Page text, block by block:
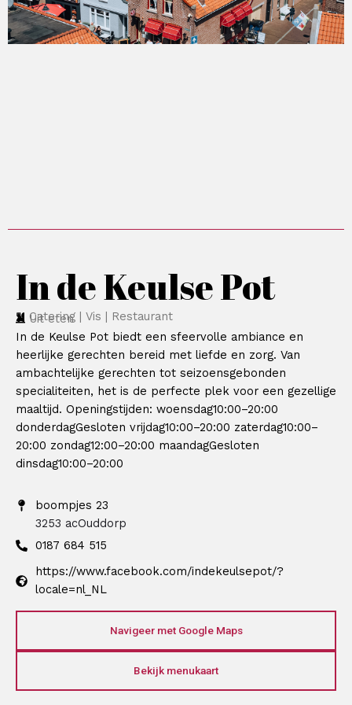
In de Keulse Pot
Catering | Vis | Restaurant
Uit eten
In de Keulse Pot biedt een sfeervolle ambiance en
heerlijke gerechten bereid met liefde en zorg. Van
ambachtelijke gerechten tot seizoensgebonden
specialiteiten, het is de perfecte plek voor een gezellige
maaltijd. Openingstijden: woensdag10:00–20:00
donderdagGesloten vrijdag10:00–20:00 zaterdag10:00–
20:00 zondag12:00–20:00 maandagGesloten
dinsdag10:00–20:00
boompjes 23
3253 acOuddorp
0187 684 515
https://www.facebook.com/indekeulsepot/?
locale=nl_NL
Navigeer met Google Maps
Bekijk menukaart